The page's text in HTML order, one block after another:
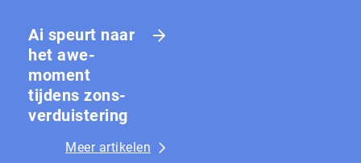
Ai speurt naar
het awe-
moment
tijdens zons­
ver­duis­te­ring
Meer artikelen